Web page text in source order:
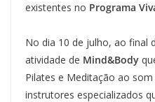
existentes no Programa
No dia 10 de julho, ao final
atividade de Mind&Body
Pilates e Meditação ao
instrutores especializados